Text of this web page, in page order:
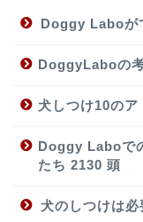
Doggy Laboが
DoggyLaboの
犬しつけ10のア
Doggy Laboで
たち 2130 頭
犬のしつけは必